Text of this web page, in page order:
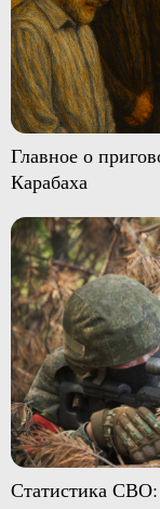
Главное о
Карабаха
Статистика СВО: